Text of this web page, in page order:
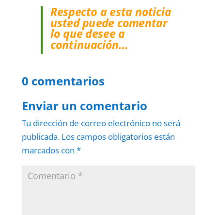
Respecto a esta noticia
usted puede comentar
lo que desee a
continuación…
0 comentarios
Enviar un comentario
Tu dirección de correo electrónico no será
publicada. Los campos obligatorios están
marcados con *